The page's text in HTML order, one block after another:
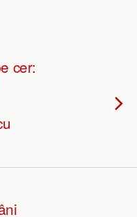
cer: